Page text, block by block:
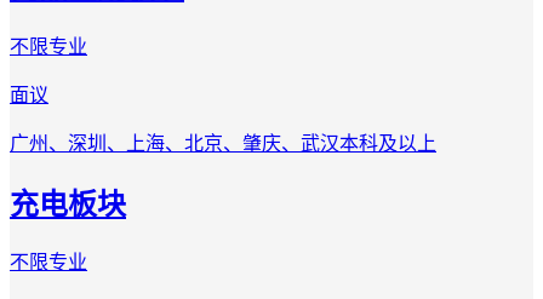
不限专业
面议
广州、深圳、上海、北京、肇庆、武汉本科及以上
充电板块
不限专业